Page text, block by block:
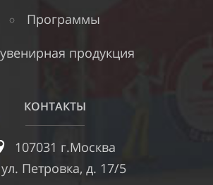
Программы
продукция
КОНТАКТЫ
107031 г.Москва
ул. Петровка, д. 17/5